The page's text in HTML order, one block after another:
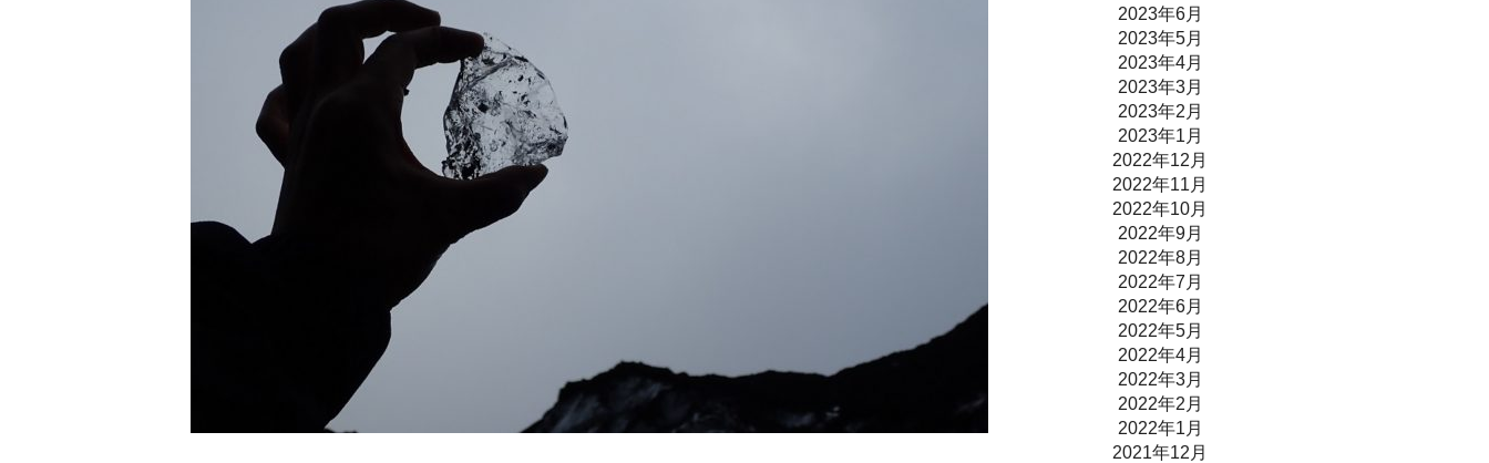
2023年6月
2023年5月
2023年4月
2023年3月
2023年2月
2023年1月
2022年12月
2022年11月
2022年10月
2022年9月
2022年8月
2022年7月
2022年6月
2022年5月
2022年4月
2022年3月
2022年2月
2022年1月
2021年12月